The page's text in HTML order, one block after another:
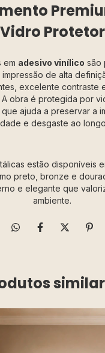
Vidro Protetor
em adesivo vinílico são
de alta
excelente contraste
A obra é protegida por
ajuda a preservar a
e desgaste ao
estão disponíveis
preto, bronze e
e elegante que
ambiente.